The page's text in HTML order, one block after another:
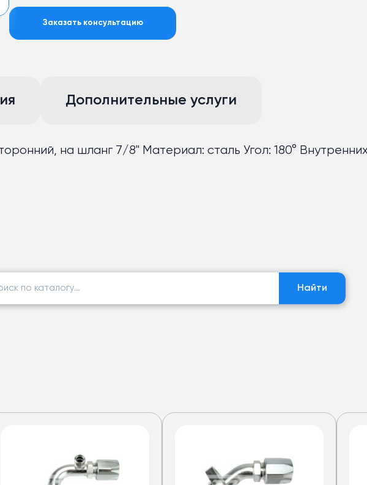
Заказать консультацию
Дополнительные услуги
на шланг 7/8" Материал: сталь Угол: 180°
Найти